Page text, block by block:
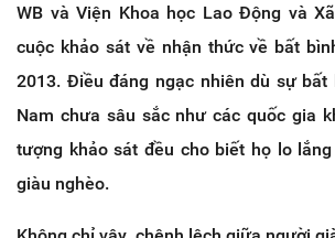
WB và Viện Khoa học Lao Động và
cuộc khảo sát về nhận thức về bất
2013. Điều đáng ngạc nhiên dù sự bất
Nam chưa sâu sắc như các quốc gia
tượng khảo sát đều cho biết họ lo
giàu nghèo.